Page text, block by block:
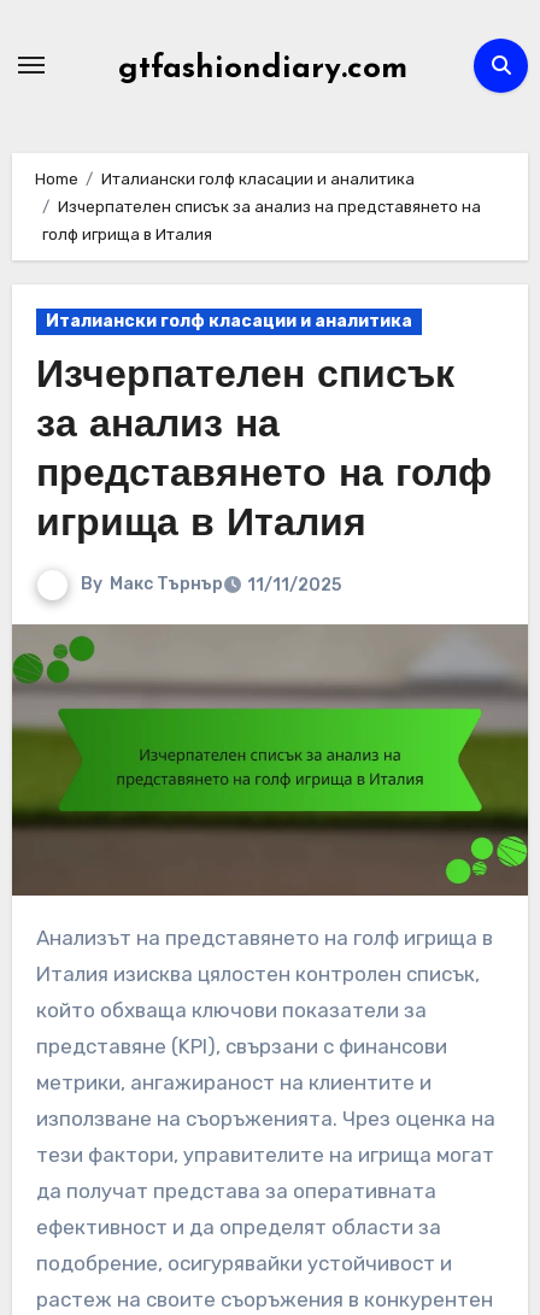
gtfashiondiary.com
Home
Италиански голф класации и аналитика
Изчерпателен списък за анализ на представянето на
голф игрища в Италия
Италиански голф класации и аналитика
Изчерпателен списък
за анализ на
представянето на голф
игрища в Италия
By Макс Търнър 11/11/2025
Анализът на представянето на голф игрища в
Италия изисква цялостен контролен списък,
който обхваща ключови показатели за
представяне (KPI), свързани с финансови
метрики, ангажираност на клиентите и
използване на съоръженията. Чрез оценка на
тези фактори, управителите на игрища могат
да получат представа за оперативната
ефективност и да определят области за
подобрение, осигурявайки устойчивост и
растеж на своите съоръжения в конкурентен